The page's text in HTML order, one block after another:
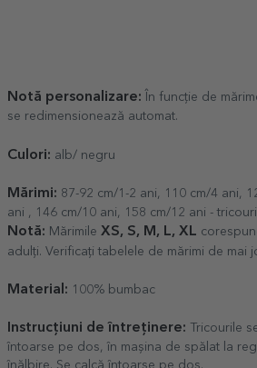
Notă personalizare:
În funcție de
se redimensionează automat.
Culori: alb/ negru
Mărimi: 87-92 cm/1-2 ani, 110 cm/4 ani,
ani , 146 cm/10 ani, 158 cm/12 ani -
Notă: Mărimile XS, S, M, L, XL
adulți. Verificați tabelele de mărimi de mai
Material: 100% bumbac
Instrucțiuni de întreținere: Tricourile
întoarse pe dos, în mașina de spălat la
înălbire. Se calcă întoarse pe dos.